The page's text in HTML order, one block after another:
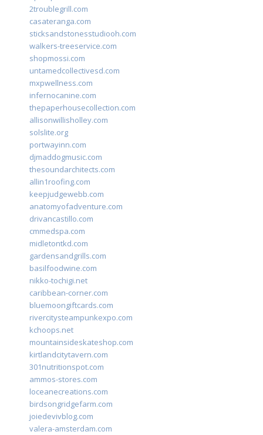
2troublegrill.com
casateranga.com
sticksandstonesstudiooh.com
walkers-treeservice.com
shopmossi.com
untamedcollectivesd.com
mxpwellness.com
infernocanine.com
thepaperhousecollection.com
allisonwillisholley.com
solslite.org
portwayinn.com
djmaddogmusic.com
thesoundarchitects.com
allin1roofing.com
keepjudgewebb.com
anatomyofadventure.com
drivancastillo.com
cmmedspa.com
midletontkd.com
gardensandgrills.com
basilfoodwine.com
nikko-tochigi.net
caribbean-corner.com
bluemoongiftcards.com
rivercitysteampunkexpo.com
kchoops.net
mountainsideskateshop.com
kirtlandcitytavern.com
301nutritionspot.com
ammos-stores.com
loceanecreations.com
birdsongridgefarm.com
joiedevivblog.com
valera-amsterdam.com